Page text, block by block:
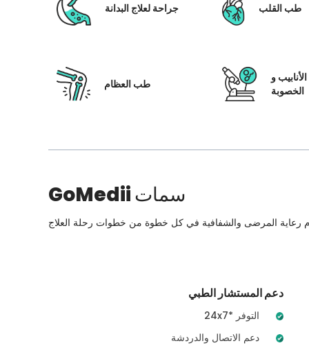
جراحة لعلاج البدانة طب القلب
طب العظام
و
الخصوبة
GoMediiسمات
دعم المستشار الطبي